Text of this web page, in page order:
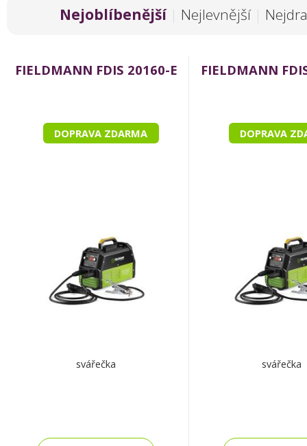
Nejoblíbenější | Nejlevnější |
FIELDMANN FDIS 20160-E
DOPRAVA ZDARMA
svářečka
FIELDMANN
DOPRAVA
svářečka